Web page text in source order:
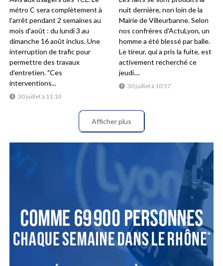
30 juillet à 11:10
métro C sera complètement à
l'arrêt pendant 2 semaines au
mois d'août : du lundi 3 au
dimanche 16 août inclus. Une
interruption de trafic pour
permettre des travaux
d'entretien. "Ces
interventions...
30 juillet à 10:57
nuit dernière, non loin de la
Mairie de Villeurbanne. Selon
nos confrères d'ActuLyon, un
homme a été blessé par balle.
Le tireur, qui a pris la fuite, est
activement recherché ce
jeudi....
Afficher plus